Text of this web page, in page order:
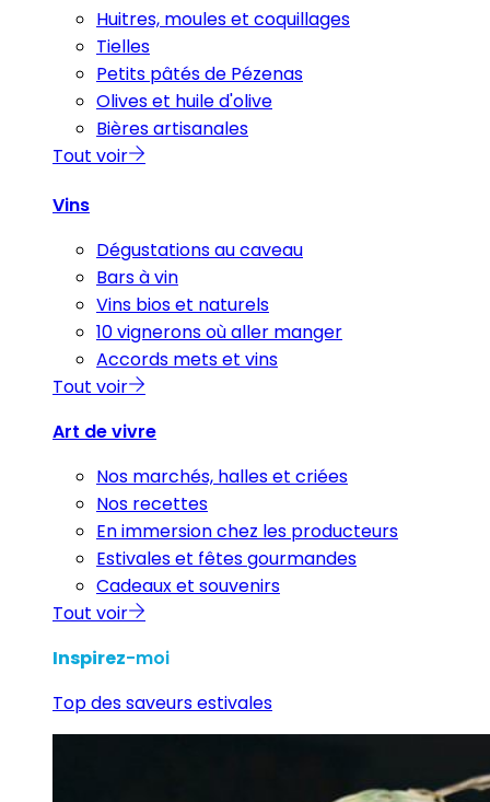
Huitres, moules et coquillages
Tielles
Petits pâtés de Pézenas
Olives et huile d'olive
Bières artisanales
Tout voir
Vins
Dégustations au caveau
Bars à vin
Vins bios et naturels
10 vignerons où aller manger
Accords mets et vins
Tout voir
Art de vivre
Nos marchés, halles et criées
Nos recettes
En immersion chez les producteurs
Estivales et fêtes gourmandes
Cadeaux et souvenirs
Tout voir
Inspirez-moi
Top des saveurs estivales